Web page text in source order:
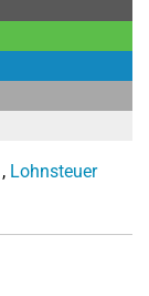
, Lohnsteuer